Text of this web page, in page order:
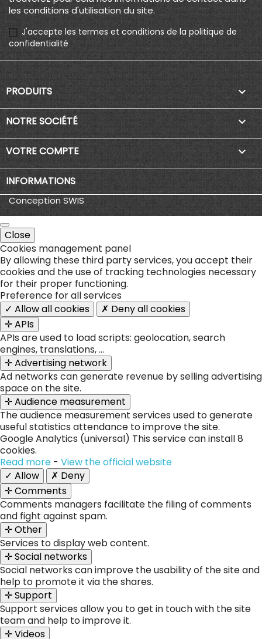
les conditions d'utilisation du site.
J'accepte les termes et conditions de la politique de
confidentialité
PRODUITS 
NOTRE SOCIÉTÉ 
VOTRE COMPTE 
INFORMATIONS
Conception SWIS
Close
Cookies management panel
By allowing these third party services, you accept their
cookies and the use of tracking technologies necessary
for their proper functioning.
Preference for all services
✓ Allow all cookies
✗ Deny all cookies
✛ APIs
APIs are used to load scripts: geolocation, search
engines, translations, ...
✛ Advertising network
Ad networks can generate revenue by selling advertising
space on the site.
✛ Audience measurement
The audience measurement services used to generate
useful statistics attendance to improve the site.
Google Analytics (universal) This service can install 8
cookies.
Read more - View the official website
✓ Allow
✗ Deny
✛ Comments
Comments managers facilitate the filing of comments
and fight against spam.
✛ Other
Services to display web content.
✛ Social networks
Social networks can improve the usability of the site and
help to promote it via the shares.
✛ Support
Support services allow you to get in touch with the site
team and help to improve it.
✛ Videos